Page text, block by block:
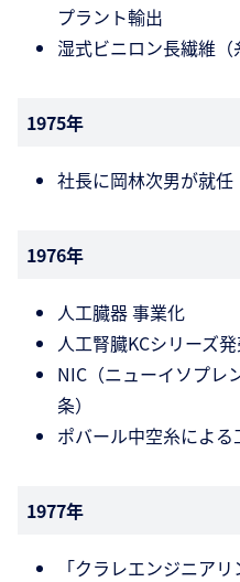
プラント輸出
湿式ビニロン長繊維（
1975年
社長に岡林次男が就任
1976年
人工臓器 事業化
人工腎臓KCシリーズ
NIC（ニューイソプレ
条）
ポバール中空糸によ
1977年
「クラレエンジニア